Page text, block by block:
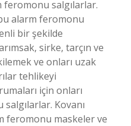
feromonu salgılarlar.
alarm feromonu
bir şekilde
sirke, tarçın ve
ve onları uzak
tehlikeyi
için onları
Kovanı
feromonu maskeler ve